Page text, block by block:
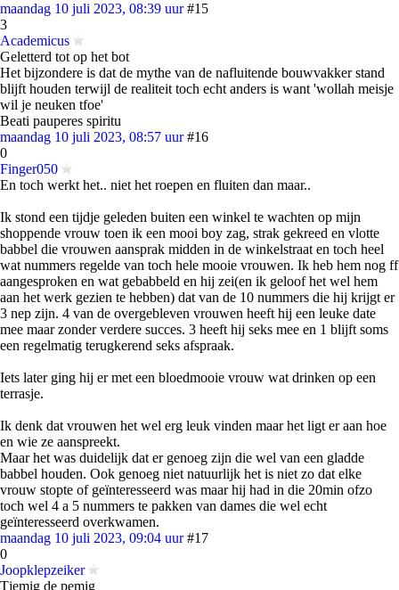
maandag 10 juli 2023, 08:39 uur #15
3
Academicus
Geletterd tot op het bot
Het bijzondere is dat de mythe van de nafluitende bouwvakker stand
blijft houden terwijl de realiteit toch echt anders is want 'wollah meisje
wil je neuken tfoe'
Beati pauperes spiritu
maandag 10 juli 2023, 08:57 uur #16
0
Finger050
En toch werkt het.. niet het roepen en fluiten dan maar..
Ik stond een tijdje geleden buiten een winkel te wachten op mijn
shoppende vrouw toen ik een mooi boy zag, strak gekreed en vlotte
babbel die vrouwen aansprak midden in de winkelstraat en toch heel
wat nummers regelde van toch hele mooie vrouwen. Ik heb hem nog ff
aangesproken en wat gebabbeld en hij zei(en ik geloof het wel hem
aan het werk gezien te hebben) dat van de 10 nummers die hij krijgt er
3 nep zijn. 4 van de overgebleven vrouwen heeft hij een leuke date
mee maar zonder verdere succes. 3 heeft hij seks mee en 1 blijft soms
een regelmatig terugkerend seks afspraak.
Iets later ging hij er met een bloedmooie vrouw wat drinken op een
terrasje.
Ik denk dat vrouwen het wel erg leuk vinden maar het ligt er aan hoe
en wie ze aanspreekt.
Maar het was duidelijk dat er genoeg zijn die wel van een gladde
babbel houden. Ook genoeg niet natuurlijk het is niet zo dat elke
vrouw stopte of geïnteresseerd was maar hij had in die 20min ofzo
toch wel 4 a 5 nummers te pakken van dames die wel echt
geïnteresseerd overkwamen.
maandag 10 juli 2023, 09:04 uur #17
0
Joopklepzeiker
Tjemig de pemig